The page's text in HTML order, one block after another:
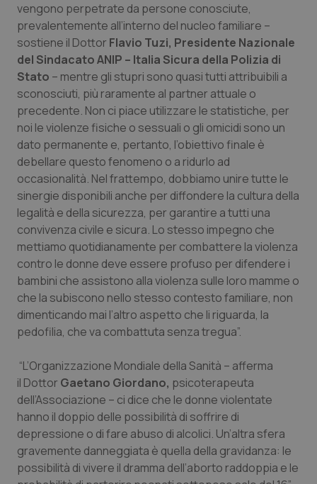
Tumore ovarico
Tumori del Polmone & Testa Collo
Tumori gastrointestinali
Ulcera & Reflusso
Vaccini
vengono perpetrate da persone conosciute,
prevalentemente all’interno del nucleo familiare –
sostiene il Dottor Flavio Tuzi, Presidente Nazionale
del Sindacato ANIP – Italia Sicura della Polizia di
Stato – mentre gli stupri sono quasi tutti attribuibili a
sconosciuti, più raramente al partner attuale o
precedente. Non ci piace utilizzare le statistiche, per
noi le violenze fisiche o sessuali o gli omicidi sono un
dato permanente e, pertanto, l’obiettivo finale è
debellare questo fenomeno o a ridurlo ad
occasionalità. Nel frattempo, dobbiamo unire tutte le
sinergie disponibili anche per diffondere la cultura della
legalità e della sicurezza, per garantire a tutti una
convivenza civile e sicura. Lo stesso impegno che
mettiamo quotidianamente per combattere la violenza
contro le donne deve essere profuso per difendere i
bambini che assistono alla violenza sulle loro mamme o
che la subiscono nello stesso contesto familiare, non
dimenticando mai l’altro aspetto che li riguarda, la
pedofilia, che va combattuta senza tregua”.
“L’Organizzazione Mondiale della Sanità – afferma
il Dottor Gaetano Giordano, psicoterapeuta
dell’Associazione – ci dice che le donne violentate
hanno il doppio delle possibilità di soffrire di
depressione o di fare abuso di alcolici. Un’altra sfera
gravemente danneggiata è quella della gravidanza: le
possibilità di vivere il dramma dell’aborto raddoppia e le